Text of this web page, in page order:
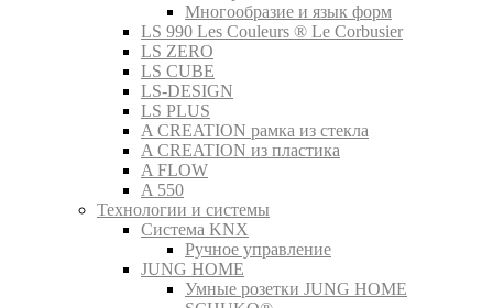
Многообразие и язык форм
LS 990 Les Couleurs ® Le Corbusier
LS ZERO
LS CUBE
LS-DESIGN
LS PLUS
A CREATION рамка из стекла
A CREATION из пластика
A FLOW
A 550
Технологии и системы
Система KNX
Ручное управление
JUNG HOME
Умные розетки JUNG HOME